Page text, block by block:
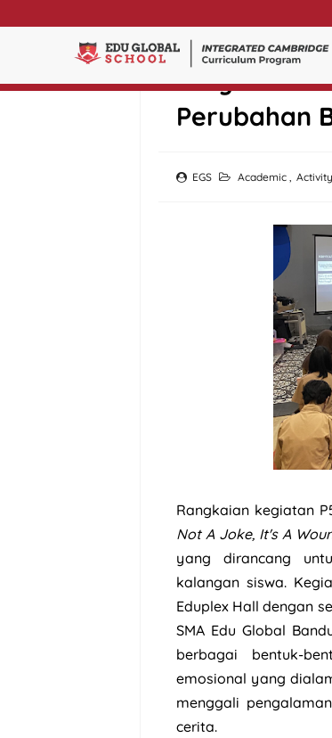
Proyek P5
Perubahan
EGS Academic , Activity
Rangkaian kegiatan
Not A Joke, It's A
yang dirancang
kalangan siswa.
Eduplex Hall dengan
SMA Edu Global
berbagai bentuk-
emosional yang
menggali
cerita.